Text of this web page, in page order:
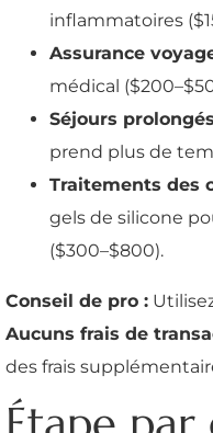
inflammatoires
Assurance
médical
Séjours
prend plus de
Traitements des
gels de silicone
($300–$800).
Conseil de pro :
Aucuns frais de
des frais